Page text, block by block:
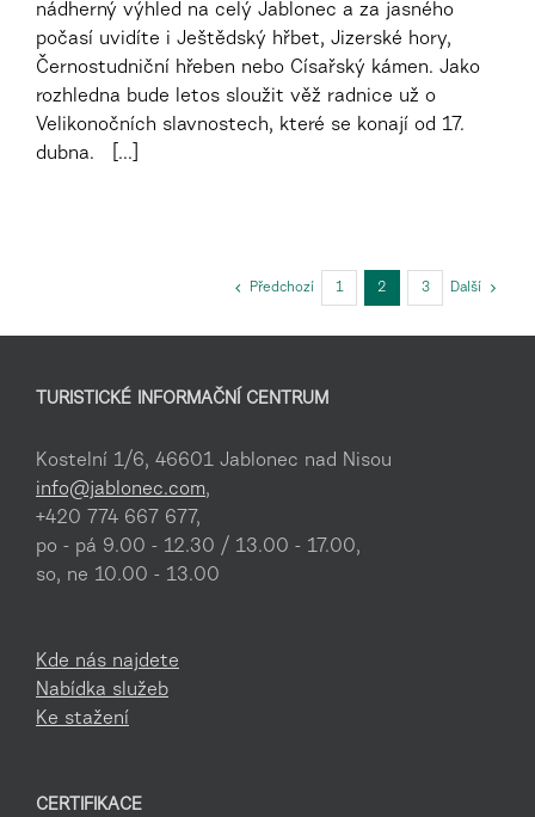
nádherný výhled na celý Jablonec a za jasného
počasí uvidíte i Ještědský hřbet, Jizerské hory,
Černostudniční hřeben nebo Císařský kámen. Jako
rozhledna bude letos sloužit věž radnice už o
Velikonočních slavnostech, které se konají od 17.
dubna. [...]
Předchozí 1 2 3 Další
TURISTICKÉ INFORMAČNÍ CENTRUM
Kostelní 1/6, 46601 Jablonec nad Nisou
info@jablonec.com,
+420 774 667 677,
po - pá 9.00 - 12.30 / 13.00 - 17.00,
so, ne 10.00 - 13.00
Kde nás najdete
Nabídka služeb
Ke stažení
CERTIFIKACE